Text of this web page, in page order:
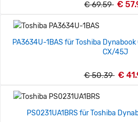
€ 69.59 €
PA3634U-1BAS für Toshiba
CX/45J
€ 50.39 €
PS0231UA1BRS für Toshiba